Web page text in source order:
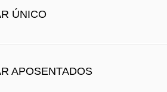
ÚNICO
APOSENTADOS